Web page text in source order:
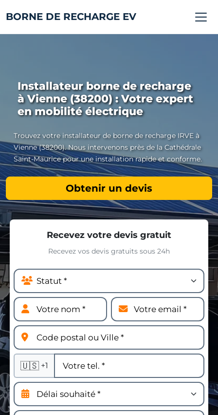
BORNE DE RECHARGE EV
Installateur borne de recharge
à Vienne (38200) : Votre expert
en mobilité électrique
Trouvez votre installateur de borne de recharge IRVE à
Vienne (38200). Nous intervenons près de la Cathédrale
Saint-Maurice pour une installation rapide et conforme.
Obtenir un devis
Recevez votre devis gratuit
Recevez vos devis gratuits sous 24h
🇺🇸 +1